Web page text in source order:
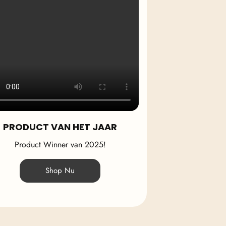
PRODUCT VAN HET JAAR
Product Winner van 2025!
Shop Nu